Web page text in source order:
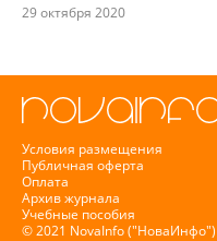
29 октября 2020
Условия размещения
Публичная оферта
Оплата
Архив журнала
Учебные пособия
© 2021 NovaInfo ("НоваИнфо")